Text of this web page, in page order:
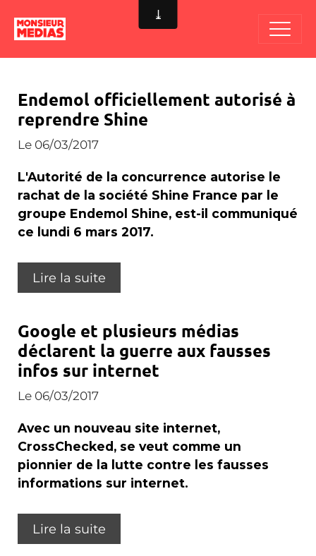
Endemol officiellement autorisé à
reprendre Shine
Le 06/03/2017
L'Autorité de la concurrence autorise le
rachat de la société Shine France par le
groupe Endemol Shine, est-il communiqué
ce lundi 6 mars 2017.
Lire la suite
Google et plusieurs médias
déclarent la guerre aux fausses
infos sur internet
Le 06/03/2017
Avec un nouveau site internet,
CrossChecked, se veut comme un
pionnier de la lutte contre les fausses
informations sur internet.
Lire la suite